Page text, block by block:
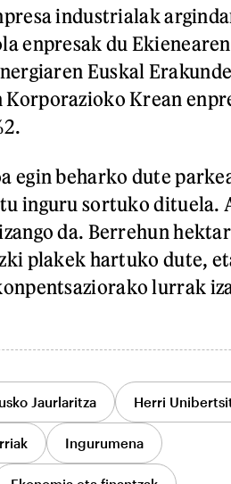
industrialak
enpresak du Ekienearen
Euskal
Krean
beharko dute
inguru sortuko dituela.
da. Berrehun
plakek hartuko dute,
lurrak
Jaurlaritza Herri
Ingurumena